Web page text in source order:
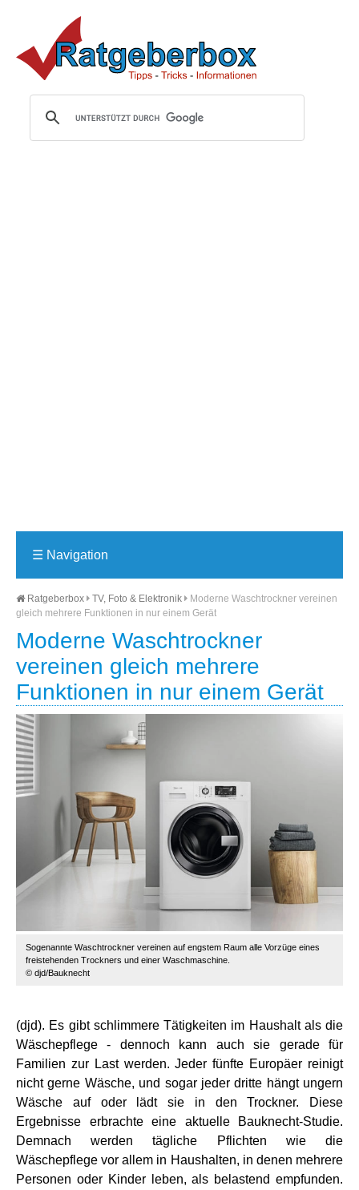
☰ Navigation
Ratgeberbox TV, Foto & Elektronik
Moderne Waschtrockner vereinen
gleich mehrere Funktionen in nur einem Gerät
Moderne Waschtrockner
vereinen gleich mehrere
Funktionen in nur einem Gerät
Sogenannte Waschtrockner vereinen auf engstem Raum alle Vorzüge eines
freistehenden Trockners und einer Waschmaschine.
© djd/Bauknecht
(djd). Es gibt schlimmere Tätigkeiten im Haushalt als die
Wäschepflege - dennoch kann auch sie gerade für
Familien zur Last werden. Jeder fünfte Europäer reinigt
nicht gerne Wäsche, und sogar jeder dritte hängt ungern
Wäsche auf oder lädt sie in den Trockner. Diese
Ergebnisse erbrachte eine aktuelle Bauknecht-Studie.
Demnach werden tägliche Pflichten wie die
Wäschepflege vor allem in Haushalten, in denen mehrere
Personen oder Kinder leben, als belastend empfunden.